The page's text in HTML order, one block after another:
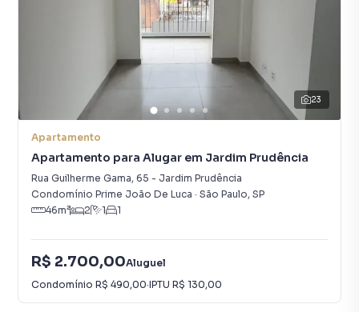
23
Apartamento
Apartamento para Alugar em Jardim Prudência
Rua Guilherme Gama, 65 - Jardim Prudência
Condomínio Prime João De Luca · São Paulo, SP
46m² 2 1 1
R$ 2.700,00Aluguel
Condomínio R$ 490,00·IPTU R$ 130,00